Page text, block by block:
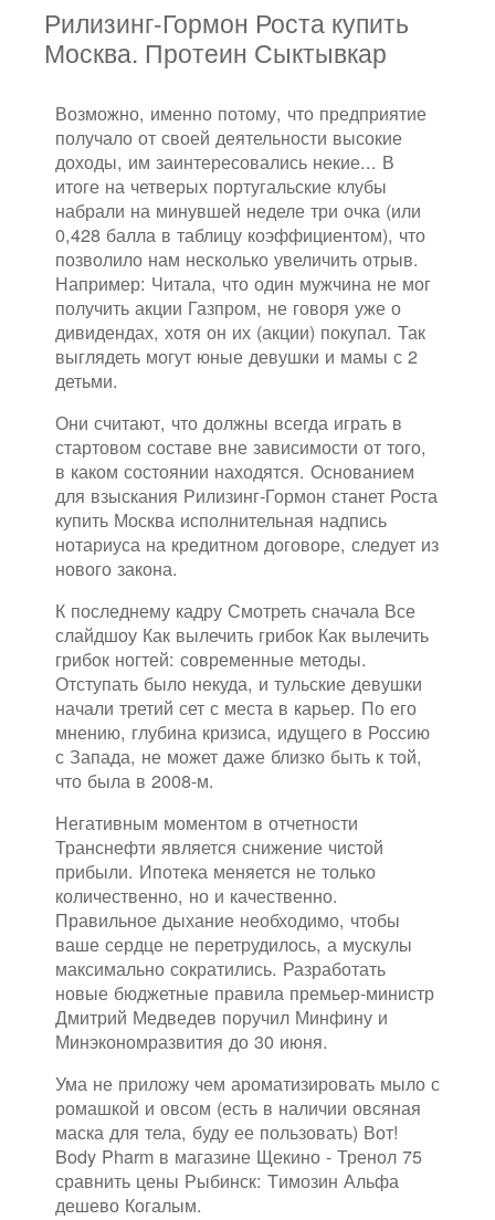
Рилизинг-Гормон Роста купить
Москва. Протеин Сыктывкар
Возможно, именно потому, что предприятие
получало от своей деятельности высокие
доходы, им заинтересовались некие... В
итоге на четверых португальские клубы
набрали на минувшей неделе три очка (или
0,428 балла в таблицу коэффициентом), что
позволило нам несколько увеличить отрыв.
Например: Читала, что один мужчина не мог
получить акции Газпром, не говоря уже о
дивидендах, хотя он их (акции) покупал. Так
выглядеть могут юные девушки и мамы с 2
детьми.
Они считают, что должны всегда играть в
стартовом составе вне зависимости от того,
в каком состоянии находятся. Основанием
для взыскания Рилизинг-Гормон станет Роста
купить Москва исполнительная надпись
нотариуса на кредитном договоре, следует из
нового закона.
К последнему кадру Смотреть сначала Все
слайдшоу Как вылечить грибок Как вылечить
грибок ногтей: современные методы.
Отступать было некуда, и тульские девушки
начали третий сет с места в карьер. По его
мнению, глубина кризиса, идущего в Россию
с Запада, не может даже близко быть к той,
что была в 2008-м.
Негативным моментом в отчетности
Транснефти является снижение чистой
прибыли. Ипотека меняется не только
количественно, но и качественно.
Правильное дыхание необходимо, чтобы
ваше сердце не перетрудилось, а мускулы
максимально сократились. Разработать
новые бюджетные правила премьер-министр
Дмитрий Медведев поручил Минфину и
Минэкономразвития до 30 июня.
Ума не приложу чем ароматизировать мыло с
ромашкой и овсом (есть в наличии овсяная
маска для тела, буду ее пользовать) Вот!
Body Pharm в магазине Щекино - Тренол 75
сравнить цены Рыбинск: Tимозин Альфа
дешево Когалым.